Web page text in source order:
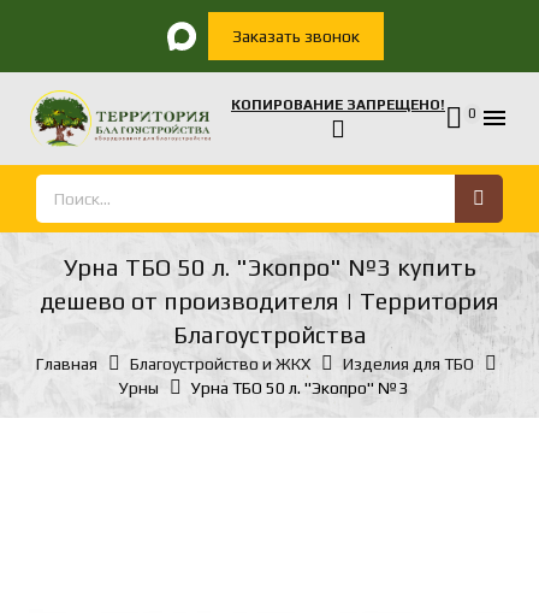
Заказать звонок
КОПИРОВАНИЕ ЗАПРЕЩЕНО! 0 
Урна ТБО 50 л. "Экопро" №3 купить
дешево от производителя | Территория
Благоустройства
Главная Благоустройство и ЖКХ
Изделия для ТБО
Урны
Урна ТБО 50 л. "Экопро" №3